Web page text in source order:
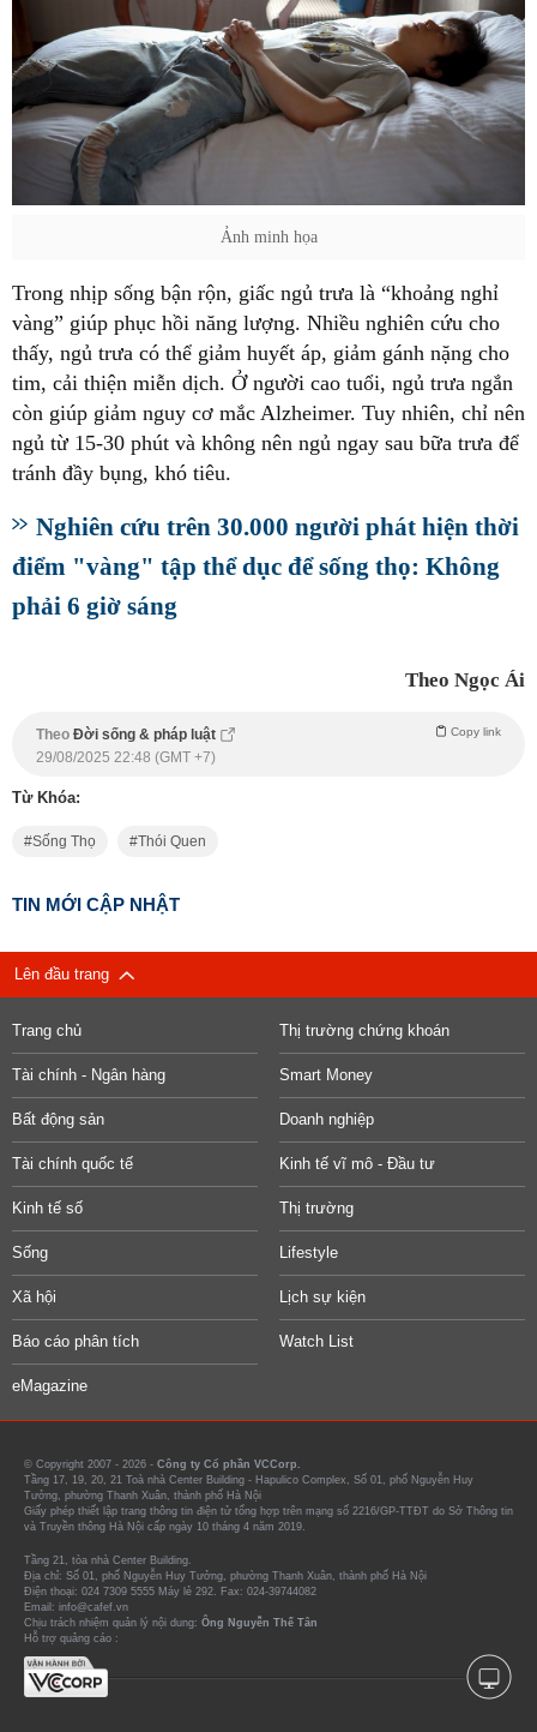
Ảnh minh họa
Trong nhịp sống bận rộn, giấc ngủ trưa là “khoảng nghỉ
vàng” giúp phục hồi năng lượng. Nhiều nghiên cứu cho
thấy, ngủ trưa có thể giảm huyết áp, giảm gánh nặng cho
tim, cải thiện miễn dịch. Ở người cao tuổi, ngủ trưa ngắn
còn giúp giảm nguy cơ mắc Alzheimer. Tuy nhiên, chỉ nên
ngủ từ 15-30 phút và không nên ngủ ngay sau bữa trưa để
tránh đầy bụng, khó tiêu.
Nghiên cứu trên 30.000 người phát hiện thời
điểm "vàng" tập thể dục để sống thọ: Không
phải 6 giờ sáng
Theo Ngọc Ái
Theo Đời sống & pháp luật Copy link
29/08/2025 22:48 (GMT +7)
Từ Khóa:
Sống Thọ Thói Quen
TIN MỚI CẬP NHẬT
Lên đầu trang
Trang chủ Thị trường chứng khoán
Tài chính - Ngân hàng Smart Money
Bất động sản Doanh nghiệp
Tài chính quốc tế Kinh tế vĩ mô - Đầu tư
Kinh tế số Thị trường
Sống Lifestyle
Xã hội Lịch sự kiện
Báo cáo phân tích Watch List
eMagazine
© Copyright 2007 - 2026 - Công ty Cổ phần VCCorp.
Tầng 17, 19, 20, 21 Toà nhà Center Building - Hapulico Complex, Số 01, phố Nguyễn Huy
Tưởng, phường Thanh Xuân, thành phố Hà Nội
Giấy phép thiết lập trang thông tin điện tử tổng hợp trên mạng số 2216/GP-TTĐT do Sở Thông tin
và Truyền thông Hà Nội cấp ngày 10 tháng 4 năm 2019.
Tầng 21, tòa nhà Center Building.
Địa chỉ: Số 01, phố Nguyễn Huy Tưởng, phường Thanh Xuân, thành phố Hà Nội
Điện thoại: 024 7309 5555 Máy lẻ 292. Fax: 024-39744082
Email: info@cafef.vn
Chịu trách nhiệm quản lý nội dung: Ông Nguyễn Thế Tân
Hỗ trợ quảng cáo :